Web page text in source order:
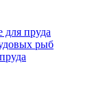
для пруда
рыб